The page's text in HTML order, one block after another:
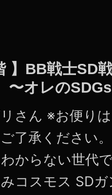
】BB戦士SD
オレの
さん ※お便り
了承ください
からない世代
コスモス SD